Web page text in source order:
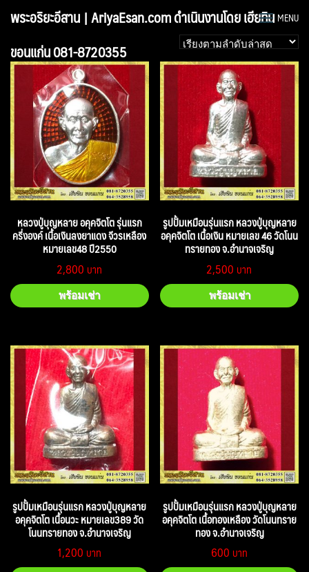
พระอริยะอีสาน | AriyaEsan.com ดำเนินงานโดย เฮียทิน
ขอนแก่น 081-8720355
MENU
หลวงปู่บุญหลาย อคุคจิตโต รุ่นแรก
ครึ่งองค์ เนื้อเงินลงยาแดง จีวรเหลือง
หมายเลข48 ปี2550
2,800
พร้อมเช่า
รูปปั้มเหมือนรุ่นแรก หลวงปู่บุญหลาย
อคุคจิตโต เนื้อเงิน หมายเลข 46 วัดโนน
ทรายทอง จ.อำนาจเจริญ
2,500
พร้อมเช่า
รูปปั้มเหมือนรุ่นแรก หลวงปู่บุญหลาย
อคุคจิตโต เนื้อนวะ หมายเลข389 วัด
โนนทรายทอง จ.อำนาจเจริญ
1,200
รูปปั้มเหมือนรุ่นแรก หลวงปู่บุญหลาย
อคุคจิตโต เนื้อทองเหลือง วัดโนนทราย
ทอง จ.อำนาจเจริญ
600